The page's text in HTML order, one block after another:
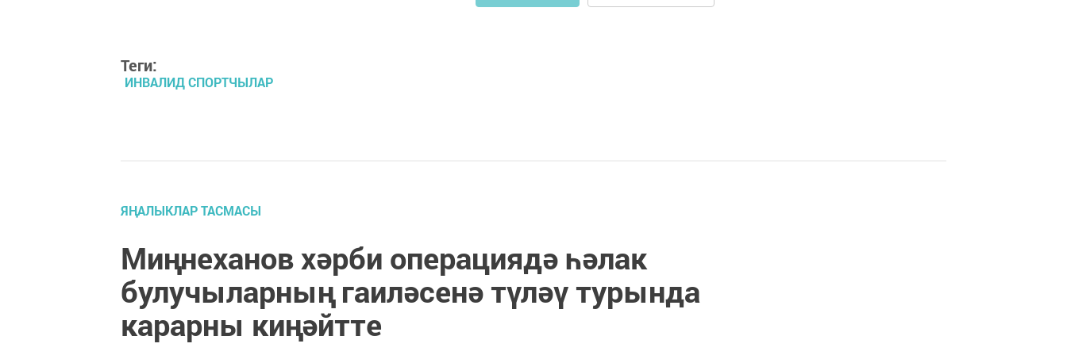
Теги:
ИНВАЛИД СПОРТЧЫЛАР
ЯҢАЛЫКЛАР ТАСМАСЫ
Миңнеханов хәрби операциядә һәлак
булучыларның гаиләсенә түләү турында
карарны киңәйтте